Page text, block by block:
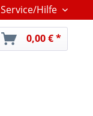
Service/Hilfe
0,00 € *